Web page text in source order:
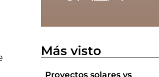
Más visto
Proyectos solares vs